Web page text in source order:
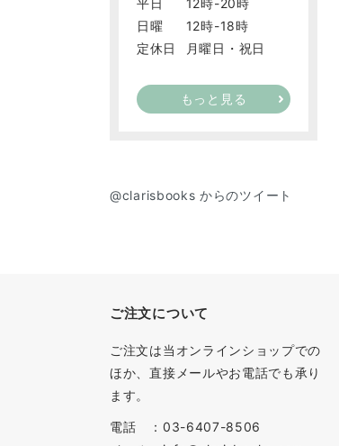
平日
12時-20時
日曜
12時-18時
定休日
月曜日・祝日
もっと見る
@clarisbooks からのツイート
ご注文について
ご注文は当オンラインショップでの
ほか、直接メールやお電話でも承り
ます。
電話 ：03-6407-8506